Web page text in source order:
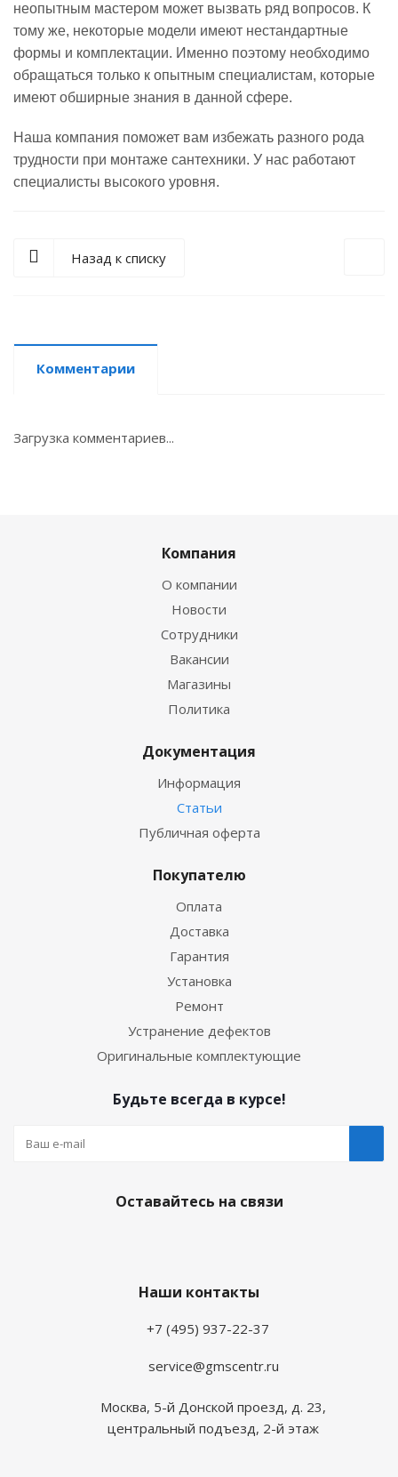
неопытным мастером может вызвать ряд вопросов. К
тому же, некоторые модели имеют нестандартные
формы и комплектации. Именно поэтому необходимо
обращаться только к опытным специалистам, которые
имеют обширные знания в данной сфере.
Наша компания поможет вам избежать разного рода
трудности при монтаже сантехники. У нас работают
специалисты высокого уровня.
Назад к списку
Комментарии
Загрузка комментариев...
Компания
О компании
Новости
Сотрудники
Вакансии
Магазины
Политика
Документация
Информация
Статьи
Публичная оферта
Покупателю
Оплата
Доставка
Гарантия
Установка
Ремонт
Устранение дефектов
Оригинальные комплектующие
Будьте всегда в курсе!
Оставайтесь на связи
Наши контакты
+7 (495) 937-22-37
service@gmscentr.ru
Москва, 5-й Донской проезд, д. 23,
центральный подъезд, 2-й этаж